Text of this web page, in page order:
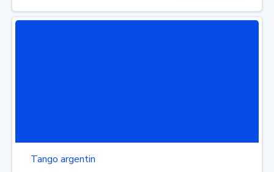
Tango argentin